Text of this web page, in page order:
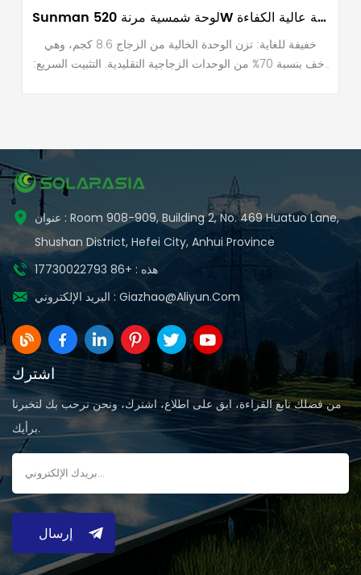
Sunman لوحة شمسية مرنة 520W تقنية عالية الكفاءة
خفيفة للغاية: تزن الوحدة الخالية من الزجاج 8.6 كجم، وهي
أخف بنسبة 70% من الوحدات الزجاجية التقليدية. التثبيت السريع:
عنوان : Room 908-909, Building 2, No. 469 Huatuo Lane,
Shushan District, Hefei City, Anhui Province
هذه : +86 17730022793
البريد الإلكتروني : Giazhao@aliyun.com
اشترك
من فضلك تابع القراءة، ابق على اطلاع، اشترك، ونحن نرحب بك لتخبرنا
برأيك.
إرسال